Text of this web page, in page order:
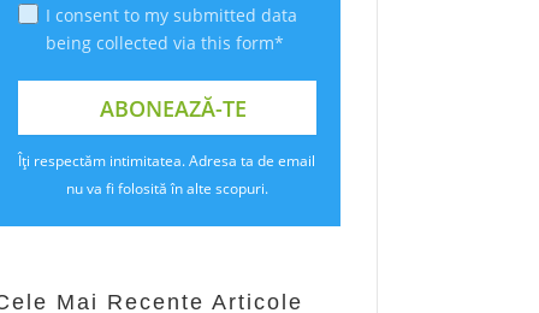
I consent to my submitted data
being collected via this form*
Îți respectăm intimitatea. Adresa ta de email
nu va fi folosită în alte scopuri.
Mai Recente Articole